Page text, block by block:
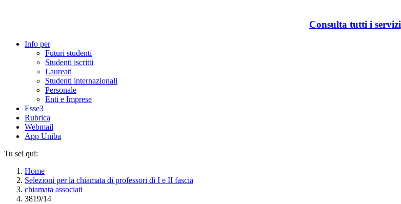
Consulta tutti i servizi
Info per
Futuri studenti
Studenti iscritti
Laureati
Studenti internazionali
Personale
Enti e Imprese
Esse3
Rubrica
Webmail
App Uniba
Tu sei qui:
Home
Selezioni per la chiamata di professori di I e II fascia
chiamata associati
3819/14